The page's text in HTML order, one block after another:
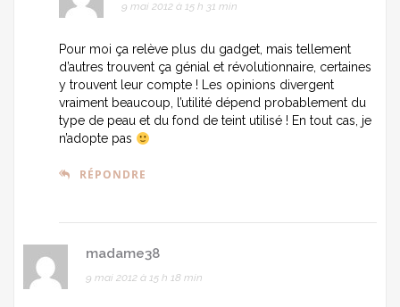
9 mai 2012 à 15 h 31 min
Pour moi ça relève plus du gadget, mais tellement
d’autres trouvent ça génial et révolutionnaire, certaines
y trouvent leur compte ! Les opinions divergent
vraiment beaucoup, l’utilité dépend probablement du
type de peau et du fond de teint utilisé ! En tout cas, je
n’adopte pas
RÉPONDRE
madame38
9 mai 2012 à 15 h 18 min